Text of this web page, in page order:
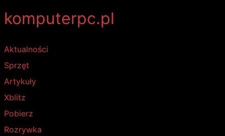
komputerpc.pl
Aktualności
Sprzęt
Artykuły
Xblitz
Pobierz
Rozrywka